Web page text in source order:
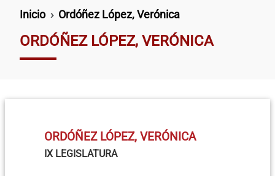
Ruta de navegación
Inicio Ordóñez López, Verónica
ORDÓÑEZ LÓPEZ, VERÓNICA
ORDÓÑEZ LÓPEZ, VERÓNICA
IX LEGISLATURA